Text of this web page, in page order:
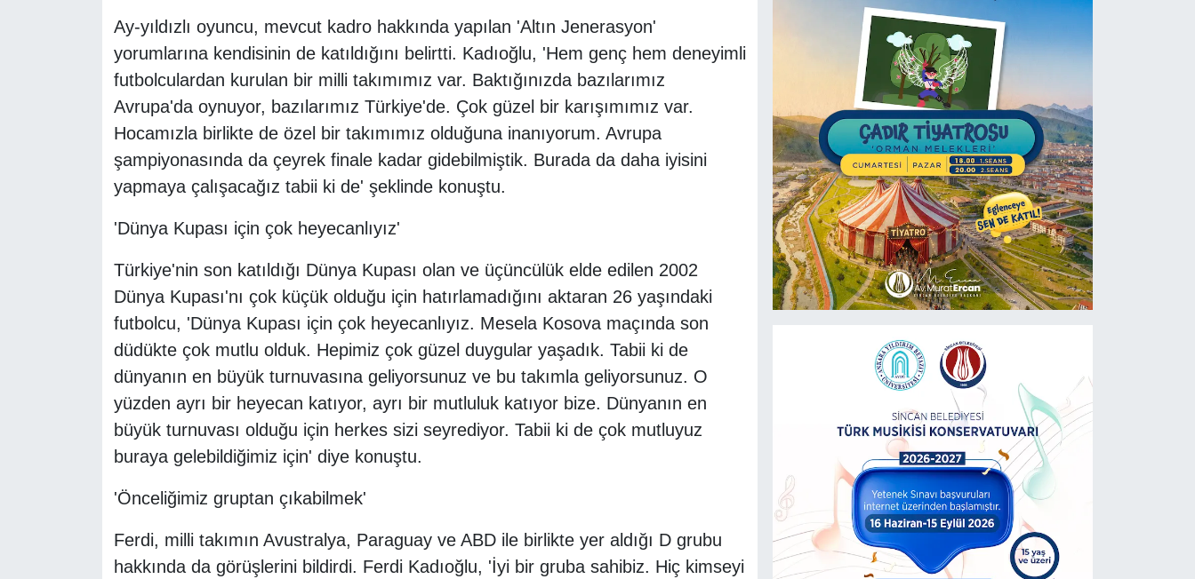
Ay-yıldızlı oyuncu, mevcut kadro hakkında yapılan 'Altın Jenerasyon'
yorumlarına kendisinin de katıldığını belirtti. Kadıoğlu, 'Hem genç hem deneyimli
futbolculardan kurulan bir milli takımımız var. Baktığınızda bazılarımız
Avrupa'da oynuyor, bazılarımız Türkiye'de. Çok güzel bir karışımımız var.
Hocamızla birlikte de özel bir takımımız olduğuna inanıyorum. Avrupa
şampiyonasında da çeyrek finale kadar gidebilmiştik. Burada da daha iyisini
yapmaya çalışacağız tabii ki de' şeklinde konuştu.
'Dünya Kupası için çok heyecanlıyız'
Türkiye'nin son katıldığı Dünya Kupası olan ve üçüncülük elde edilen 2002
Dünya Kupası'nı çok küçük olduğu için hatırlamadığını aktaran 26 yaşındaki
futbolcu, 'Dünya Kupası için çok heyecanlıyız. Mesela Kosova maçında son
düdükte çok mutlu olduk. Hepimiz çok güzel duygular yaşadık. Tabii ki de
dünyanın en büyük turnuvasına geliyorsunuz ve bu takımla geliyorsunuz. O
yüzden ayrı bir heyecan katıyor, ayrı bir mutluluk katıyor bize. Dünyanın en
büyük turnuvası olduğu için herkes sizi seyrediyor. Tabii ki de çok mutluyuz
buraya gelebildiğimiz için' diye konuştu.
'Önceliğimiz gruptan çıkabilmek'
Ferdi, milli takımın Avustralya, Paraguay ve ABD ile birlikte yer aldığı D grubu
hakkında da görüşlerini bildirdi. Ferdi Kadıoğlu, 'İyi bir gruba sahibiz. Hiç kimseyi